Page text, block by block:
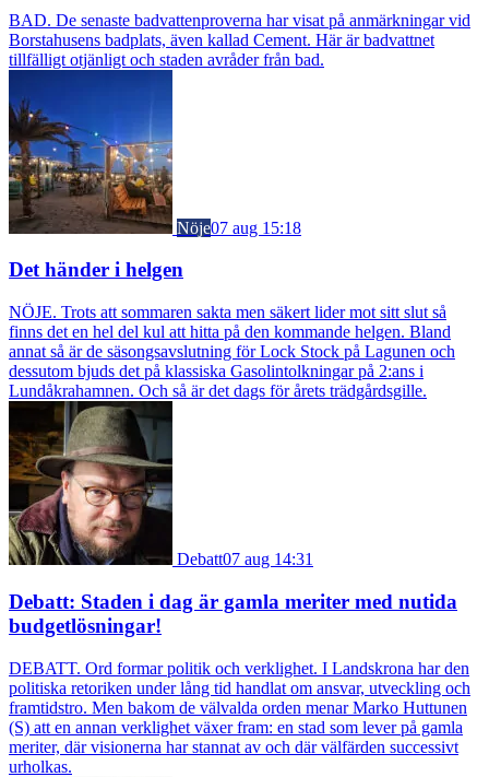
BAD. De senaste badvattenproverna har visat på anmärkningar vid
Borstahusens badplats, även kallad Cement. Här är badvattnet
tillfälligt otjänligt och staden avråder från bad.
Nöje07 aug 15:18
Det händer i helgen
NÖJE. Trots att sommaren sakta men säkert lider mot sitt slut så
finns det en hel del kul att hitta på den kommande helgen. Bland
annat så är de säsongsavslutning för Lock Stock på Lagunen och
dessutom bjuds det på klassiska Gasolintolkningar på 2:ans i
Lundåkrahamnen. Och så är det dags för årets trädgårdsgille.
Debatt07 aug 14:31
Debatt: Staden i dag är gamla meriter med nutida
budgetlösningar!
DEBATT. Ord formar politik och verklighet. I Landskrona har den
politiska retoriken under lång tid handlat om ansvar, utveckling och
framtidstro. Men bakom de välvalda orden menar Marko Huttunen
(S) att en annan verklighet växer fram: en stad som lever på gamla
meriter, där visionerna har stannat av och där välfärden successivt
urholkas.